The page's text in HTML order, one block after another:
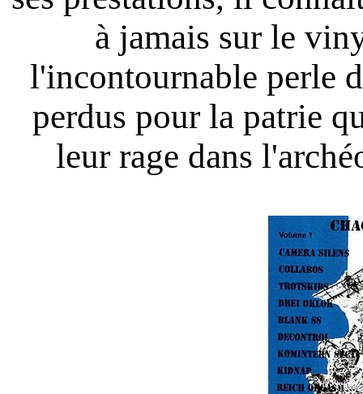
à jamais sur le
l'incontournable perle
perdus pour la patrie
leur rage dans